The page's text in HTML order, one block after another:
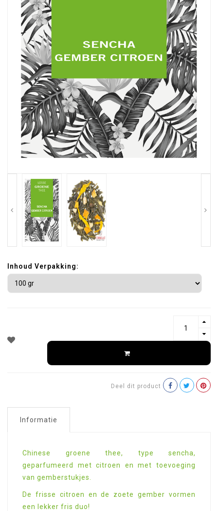
Inhoud Verpakking:
Deel dit product
Informatie
Chinese groene thee, type sencha,
geparfumeerd met citroen en met toevoeging
van gemberstukjes.
De frisse citroen en de zoete gember vormen
een lekker fris duo!